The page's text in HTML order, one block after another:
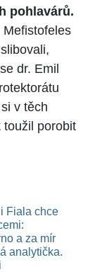
pohlavárů.
dr. Emil
v těch
toužil porobit
Fiala chce
a za mír
analytička.